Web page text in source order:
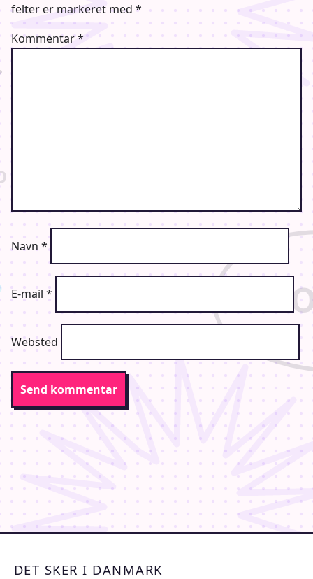
felter er markeret med *
Kommentar*
Navn *
E-mail *
Websted
DET SKER I DANMARK